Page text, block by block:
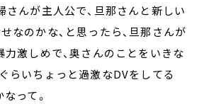
さんが主人公で、旦那さんと新しい
なのかな、と思ったら、旦那さんが
激しめで、奥さんのことをいきな
らいちょっと過激なDVをしてる
って。